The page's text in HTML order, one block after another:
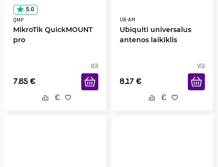
5.0
QMP
MikroTik QuickMOUNT
pro
yra
7.65 €
UB-AM
Ubiquiti universalus
antenos laikiklis
yra
8.17 €